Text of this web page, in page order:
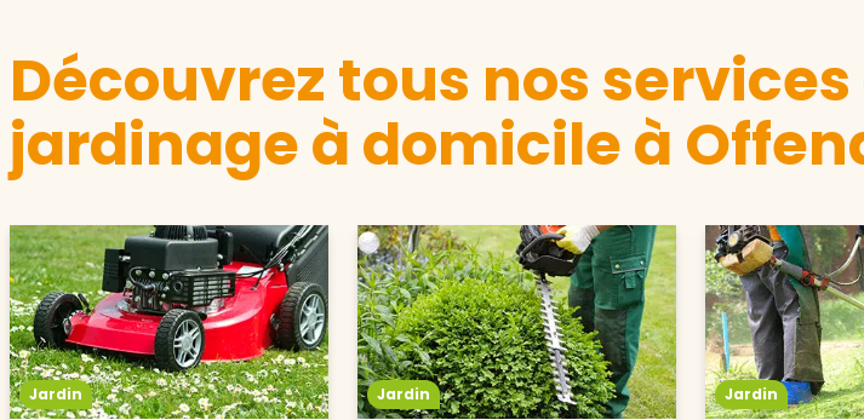
Découvrez tous nos services
jardinage à domicile à
Jardin Jardin Jardin